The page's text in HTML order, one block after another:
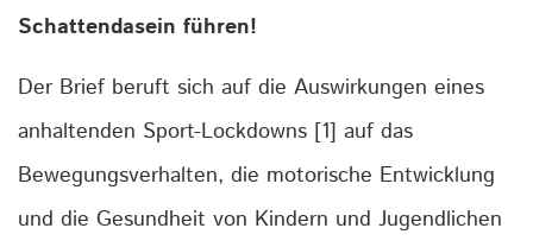
Schattendasein führen!
Der Brief beruft sich auf die Auswirkungen eines
anhaltenden Sport-Lockdowns [1] auf das
Bewegungsverhalten, die motorische Entwicklung
und die Gesundheit von Kindern und Jugendlichen